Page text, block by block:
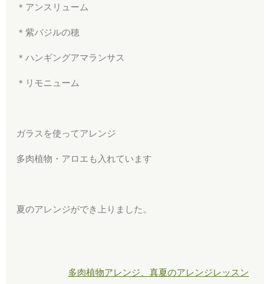
＊アンスリューム
＊紫バジルの穂
＊ハンギングアマランサス
＊リモニューム
ガラスを使ってアレンジ
多肉植物・アロエも入れています
夏のアレンジができ上りました。
多肉植物アレンジ、真夏のアレンジレッスン